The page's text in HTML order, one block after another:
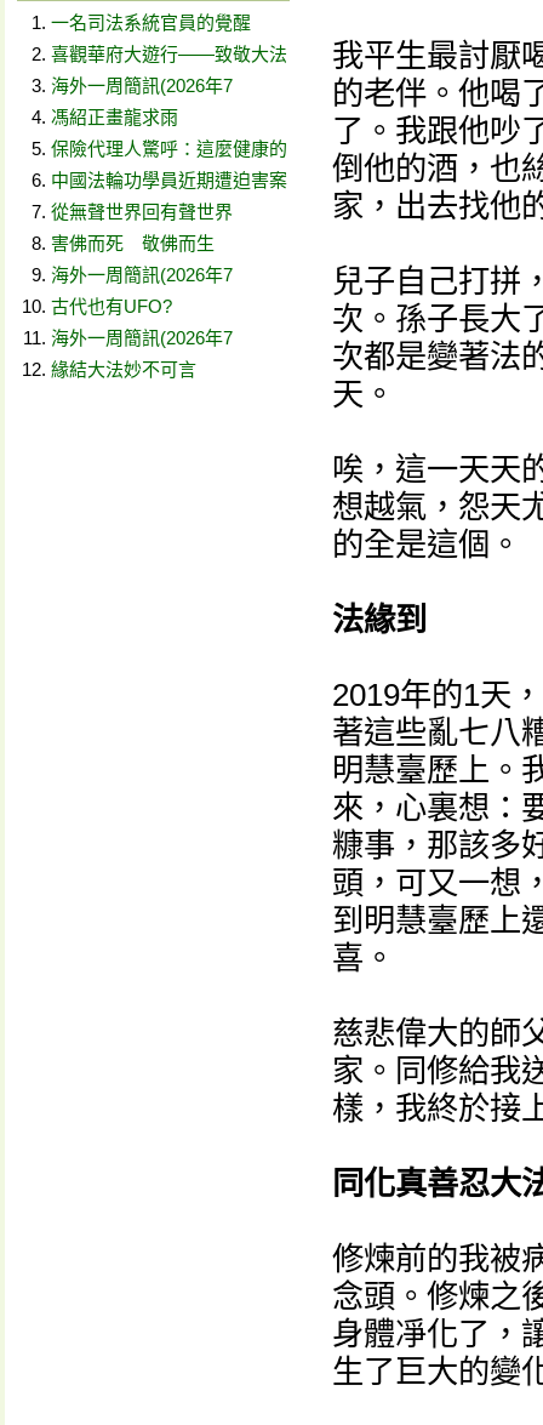
一名司法系統官員的覺醒
喜觀華府大遊行——致敬大法
海外一周簡訊(2026年7
馮紹正畫龍求雨
保險代理人驚呼：這麼健康的
中國法輪功學員近期遭迫害案
從無聲世界回有聲世界
害佛而死 敬佛而生
海外一周簡訊(2026年7
古代也有UFO?
海外一周簡訊(2026年7
緣結大法妙不可言
我平生最討厭
的老伴。他喝
了。我跟他吵
倒他的酒，也
家，出去找他
兒子自己打拼
次。孫子長大
次都是變著法
天。
唉，這一天天
想越氣，怨天
的全是這個。
法緣到
2019年的1天
著這些亂七八
明慧臺歷上。
來，心裏想：
糠事，那該多
頭，可又一想
到明慧臺歷上
喜。
慈悲偉大的師
家。同修給我
樣，我終於接
同化真善忍大
修煉前的我被
念頭。修煉之
身體凈化了，
生了巨大的變